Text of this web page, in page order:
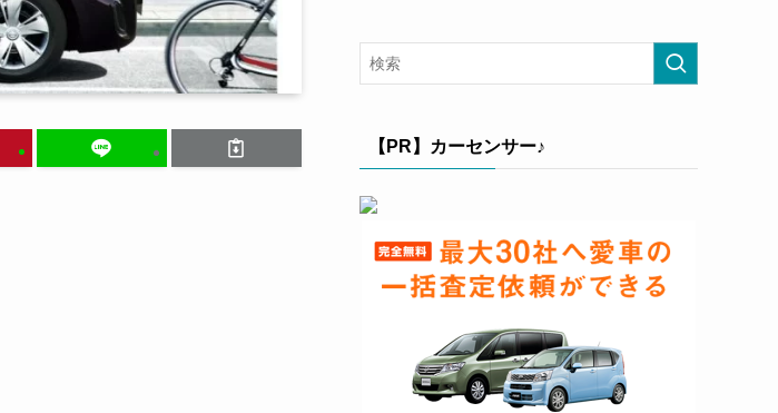
【PR】カーセンサー♪